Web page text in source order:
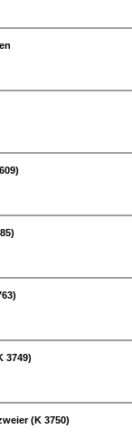
3749)
(K 3750)